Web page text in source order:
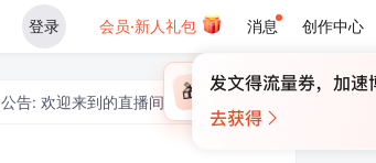
登录 会员·新人礼包 消息 创作中心
×
🎁
未登录
公告: 欢迎来到的直播间！